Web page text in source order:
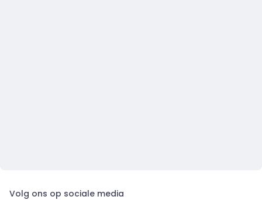
Volg ons op sociale media